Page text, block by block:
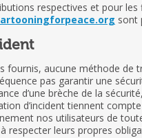
respectives et pour les
sont
fournis, aucune méthode de
pas garantir une
d’une brèche de la
d’incident tiennent
nos utilisateurs de
respecter leurs propres